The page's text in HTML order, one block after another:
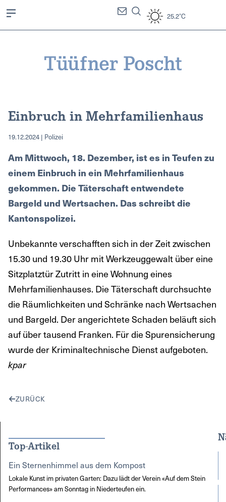
25.2°C
Einbruch in Mehrfamilienhaus
19.12.2024 | Polizei
Am Mittwoch, 18. Dezember, ist es in Teufen zu
einem Einbruch in ein Mehrfamilienhaus
gekommen. Die Täterschaft entwendete
Bargeld und Wertsachen. Das schreibt die
Kantonspolizei.
Unbekannte verschafften sich in der Zeit zwischen
15.30 und 19.30 Uhr mit Werkzeuggewalt über eine
Sitzplatztür Zutritt in eine Wohnung eines
Mehrfamilienhauses. Die Täterschaft durchsuchte
die Räumlichkeiten und Schränke nach Wertsachen
und Bargeld. Der angerichtete Schaden beläuft sich
auf über tausend Franken. Für die Spurensicherung
wurde der Kriminaltechnische Dienst aufgeboten.
kpar
ZURÜCK
Top-Artikel
Ein Sternenhimmel aus dem Kompost
Lokale Kunst im privaten Garten: Dazu lädt der Verein «Auf dem Stein
Performances» am Sonntag in Niederteufen ein.